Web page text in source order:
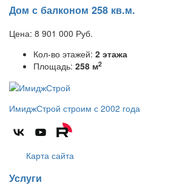
Дом с балконом 258 кв.м.
Цена: 8 901 000 Руб.
Кол-во этажей: 2 этажа
Площадь: 258 м2
ИмиджСтрой строим с 2002 года
Карта сайта
Услуги